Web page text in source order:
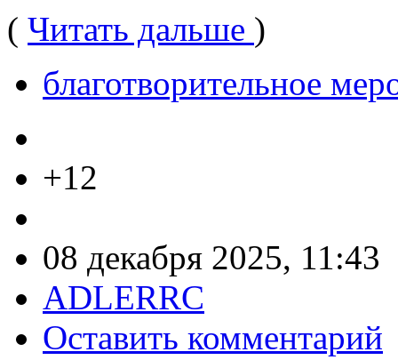
( Читать дальше )
благотворительное
+12
08 декабря 2025, 11:43
ADLERRC
Оставить комментарий